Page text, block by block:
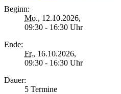
Beginn:
Mo., 12.10.2026,
09:30 - 16:30 Uhr
Ende:
Fr., 16.10.2026,
09:30 - 16:30 Uhr
Dauer:
5 Termine